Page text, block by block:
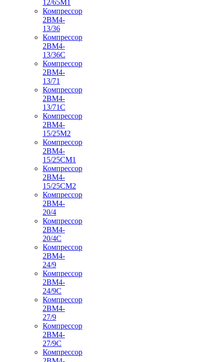
12/65М1
Компрессор
2ВМ4-
13/36
Компрессор
2ВМ4-
13/36С
Компрессор
2ВМ4-
13/71
Компрессор
2ВМ4-
13/71С
Компрессор
2ВМ4-
15/25М2
Компрессор
2ВМ4-
15/25СМ1
Компрессор
2ВМ4-
15/25СМ2
Компрессор
2ВМ4-
20/4
Компрессор
2ВМ4-
20/4С
Компрессор
2ВМ4-
24/9
Компрессор
2ВМ4-
24/9С
Компрессор
2ВМ4-
27/9
Компрессор
2ВМ4-
27/9С
Компрессор